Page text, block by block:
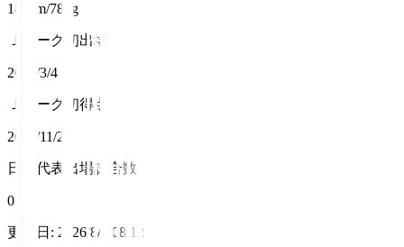
184cm/78kg
Ｊリーグ初出場
2023/3/4
Ｊリーグ初得点
2025/11/29
日本代表出場試合数
0
更新日 : 2026/8/7 08:12